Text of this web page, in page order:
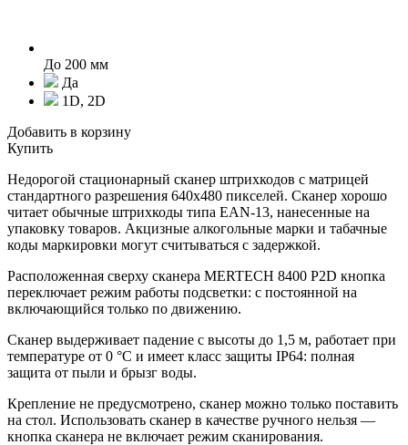
До 200 мм
Да
1D, 2D
Добавить в корзину
Купить
Недорогой стационарный сканер штрихкодов с матрицей
стандартного разрешения 640х480 пикселей. Сканер хорошо
читает обычные штрихкоды типа EAN-13, нанесенные на
упаковку товаров. Акцизные алкогольные марки и табачные
коды маркировки могут считываться с задержкой.
Расположенная сверху сканера MERTECH 8400 P2D кнопка
переключает режим работы подсветки: с постоянной на
включающийся только по движению.
Сканер выдерживает падение с высоты до 1,5 м, работает при
температуре от 0 °С и имеет класс защиты IP64: полная
защита от пыли и брызг воды.
Крепление не предусмотрено, сканер можно только поставить
на стол. Использовать сканер в качестве ручного нельзя —
кнопка сканера не включает режим сканирования.